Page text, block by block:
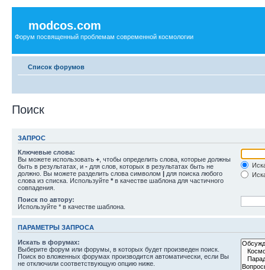
modcos.com
Форум посвященный проблемам современной космологии
Список форумов
Поиск
ЗАПРОС
Ключевые слова:
Вы можете использовать + , чтобы определить слова, которые должны
быть в результатах, и - для слов, которых в результатах быть не
должно. Вы можете разделить слова символом | для поиска любого
слова из списка. Используйте * в качестве шаблона для частичного
совпадения.
Поиск по автору:
Используйте * в качестве шаблона.
ПАРАМЕТРЫ ЗАПРОСА
Искать в форумах:
Выберите форум или форумы, в которых будет произведен поиск.
Поиск во вложенных форумах производится автоматически, если Вы
не отключили соответствующую опцию ниже.